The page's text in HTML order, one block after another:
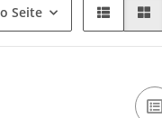
Seite